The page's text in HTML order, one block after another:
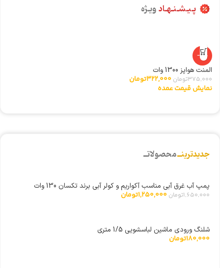
پـیـشـنـهـادویـژه
-14%
المنت هواپز 1300 وات
375,000تومان 322,000تومان
نمایش قیمت عمده
جدیدترینــمحصولاتــ
پمپ آب غرق آبی مناسب آکواریم و کولر آبی برند تکسان 130 وات
1,650,000تومان 1,250,000تومان
شلنگ ورودی ماشین لباسشویی 1/5 متری
180,000تومان